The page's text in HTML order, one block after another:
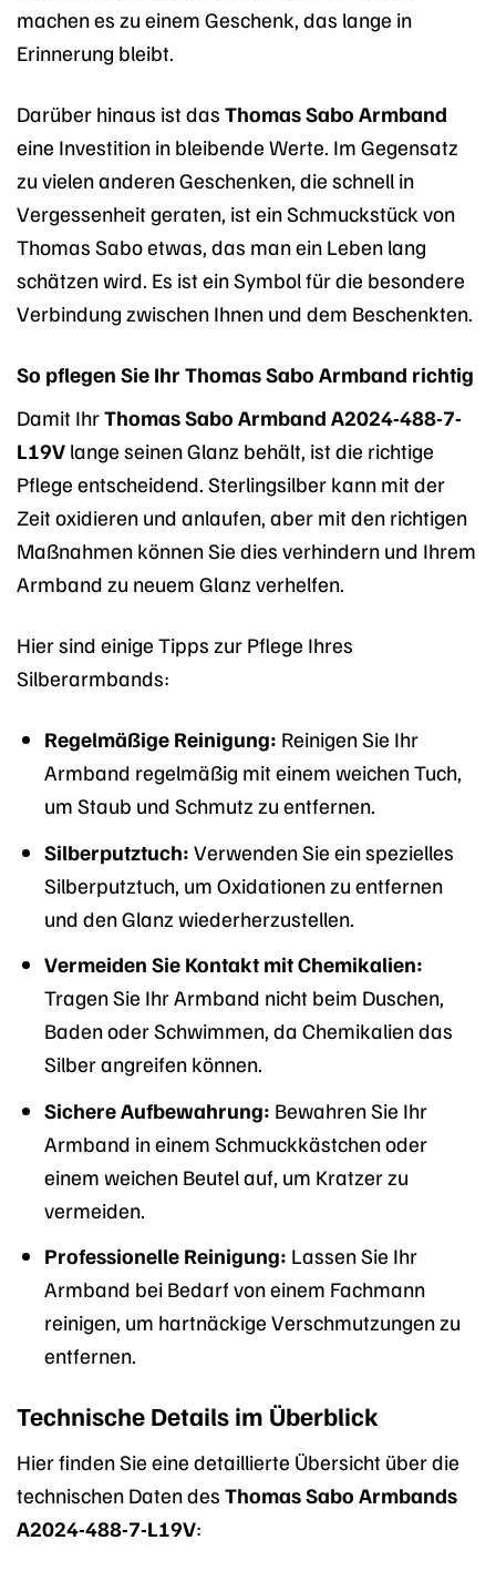
machen es zu einem Geschenk, das lange in
Erinnerung bleibt.
Darüber hinaus ist das Thomas Sabo Armband
eine Investition in bleibende Werte. Im Gegensatz
zu vielen anderen Geschenken, die schnell in
Vergessenheit geraten, ist ein Schmuckstück von
Thomas Sabo etwas, das man ein Leben lang
schätzen wird. Es ist ein Symbol für die besondere
Verbindung zwischen Ihnen und dem Beschenkten.
So pflegen Sie Ihr Thomas Sabo Armband richtig
Damit IhrThomas Sabo Armband A2024-488-7-
L19V lange seinen Glanz behält, ist die richtige
Pflege entscheidend. Sterlingsilber kann mit der
Zeit oxidieren und anlaufen, aber mit den richtigen
Maßnahmen können Sie dies verhindern und Ihrem
Armband zu neuem Glanz verhelfen.
Hier sind einige Tipps zur Pflege Ihres
Silberarmbands:
Regelmäßige Reinigung: Reinigen Sie Ihr
Armband regelmäßig mit einem weichen Tuch,
um Staub und Schmutz zu entfernen.
Silberputztuch: Verwenden Sie ein spezielles
Silberputztuch, um Oxidationen zu entfernen
und den Glanz wiederherzustellen.
Vermeiden Sie Kontakt mit Chemikalien:
Tragen Sie Ihr Armband nicht beim Duschen,
Baden oder Schwimmen, da Chemikalien das
Silber angreifen können.
Sichere Aufbewahrung: Bewahren Sie Ihr
Armband in einem Schmuckkästchen oder
einem weichen Beutel auf, um Kratzer zu
vermeiden.
Professionelle Reinigung: Lassen Sie Ihr
Armband bei Bedarf von einem Fachmann
reinigen, um hartnäckige Verschmutzungen zu
entfernen.
Technische Details im Überblick
Hier finden Sie eine detaillierte Übersicht über die
technischen Daten des Thomas Sabo Armbands
A2024-488-7-L19V: